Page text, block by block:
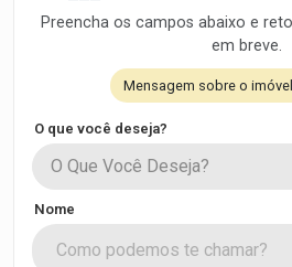
Preencha os campos abaixo e
em breve.
Mensagem sobre o imóvel
O que você deseja?
O Que Você Deseja?
Nome